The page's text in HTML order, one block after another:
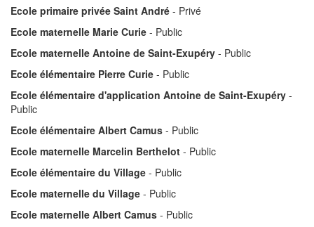
Ecole primaire privée Saint André - Privé
Ecole maternelle Marie Curie - Public
Ecole maternelle Antoine de Saint-Exupéry - Public
Ecole élémentaire Pierre Curie - Public
Ecole élémentaire d'application Antoine de Saint-Exupéry -
Public
Ecole élémentaire Albert Camus - Public
Ecole maternelle Marcelin Berthelot - Public
Ecole élémentaire du Village - Public
Ecole maternelle du Village - Public
Ecole maternelle Albert Camus - Public